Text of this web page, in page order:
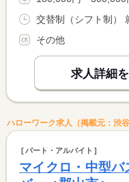
その他
求人詳細
ハローワーク求人（掲載元：渋
パート・アルバイト
マイクロ・中型バ